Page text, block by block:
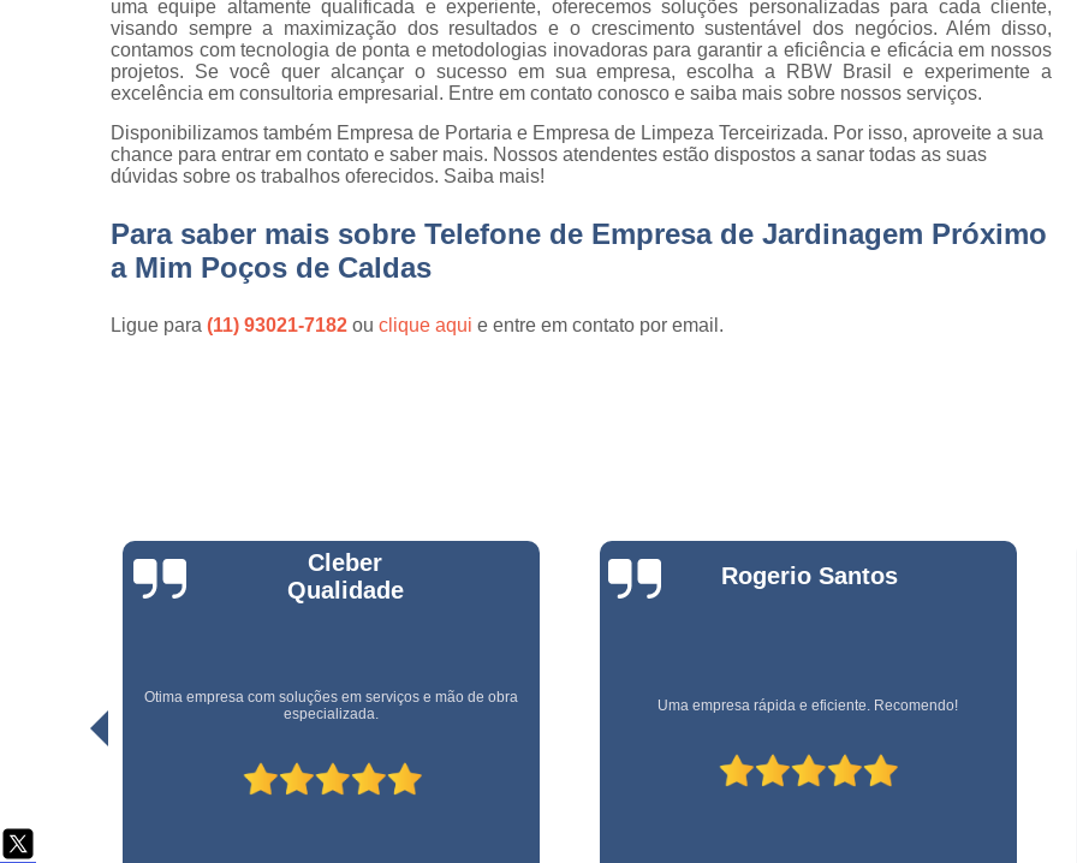
Inspeções
visuais
Manutenção de
Movimentação
de cargas
condomínios
Serviço de
Serviço de
limpeza pós
Empresa de
Empresa de
Empresa de
Empresa
Empresa
Empresa Terceirizada
Empresa
Empresa de
uma equipe altamente qualificada e experiente, oferecemos soluções personalizadas para cada cliente,
visando sempre a maximização dos resultados e o crescimento sustentável dos negócios. Além disso,
contamos com tecnologia de ponta e metodologias inovadoras para garantir a eficiência e eficácia em nossos
projetos. Se você quer alcançar o sucesso em sua empresa, escolha a RBW Brasil e experimente a
excelência em consultoria empresarial. Entre em contato conosco e saiba mais sobre nossos serviços.
Disponibilizamos também Empresa de Portaria e Empresa de Limpeza Terceirizada. Por isso, aproveite a sua
chance para entrar em contato e saber mais. Nossos atendentes estão dispostos a sanar todas as suas
dúvidas sobre os trabalhos oferecidos. Saiba mais!
Para saber mais sobre Telefone de Empresa de Jardinagem Próximo
a Mim Poços de Caldas
Ligue para (11) 93021-7182 ou clique aqui e entre em contato por email.
Rogerio Santos
Uma empresa rápida e eficiente. Recomendo!
Bianca
Zanardo
Empresa referência em terceirização de mão de obra!